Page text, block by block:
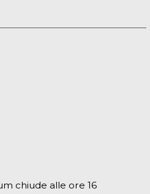
chiude alle ore 16